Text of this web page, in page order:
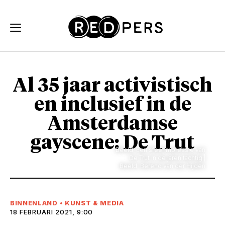
Al 35 jaar activistisch
en inclusief in de
Amsterdamse
gayscene: De Trut
Beeld: Een sfeerimpressie van
BINNENLAND • KUNST & MEDIA
18 FEBRUARI 2021, 9:00